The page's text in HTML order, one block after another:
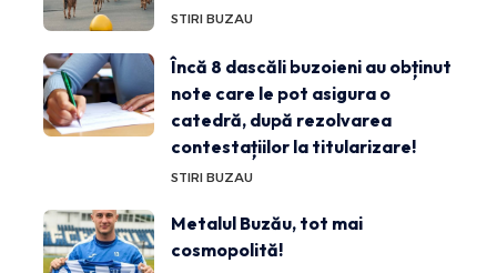
STIRI BUZAU
Încă 8 dascăli buzoieni au obținut
note care le pot asigura o
catedră, după rezolvarea
contestațiilor la titularizare!
STIRI BUZAU
Metalul Buzău, tot mai
cosmopolită!